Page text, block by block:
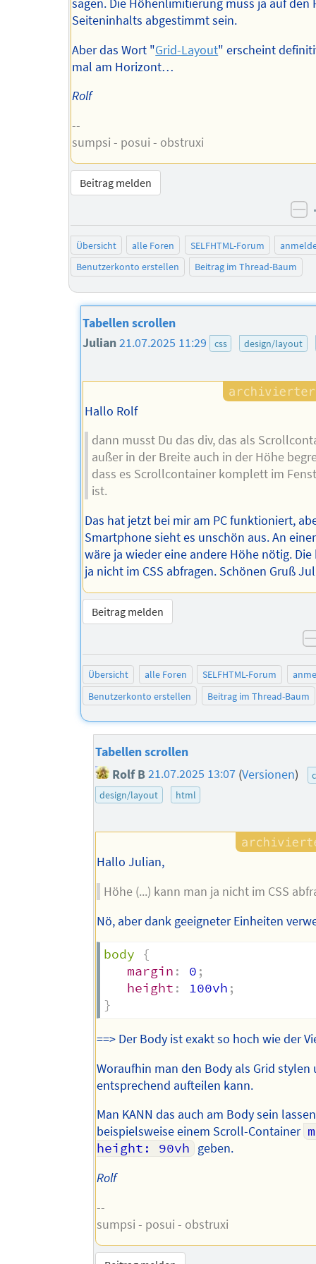
sagen. Die Höhenlimitierung muss ja auf den
Seiteninhalts abgestimmt sein.
Aber das Wort "Grid-Layout" erscheint
mal am Horizont…
Rolf
--
sumpsi - posui - obstruxi
Beitrag melden
Übersicht alle Foren SELFHTML-Forum
Benutzerkonto erstellen
Beitrag im Thread-Baum
Tabellen scrollen
Julian21.07.2025 11:29 css design/layout
Hallo Rolf
dann musst Du das div, das als
außer in der Breite auch in der Höhe
dass es Scrollcontainer komplett im
ist.
Das hat jetzt bei mir am PC funktioniert,
Smartphone sieht es unschön aus. An
wäre ja wieder eine andere Höhe nötig.
ja nicht im CSS abfragen. Schönen Gruß
Beitrag melden
Übersicht alle Foren SELFHTML-Forum
Benutzerkonto erstellen
Beitrag im Thread-Baum
Tabellen scrollen
Rolf B21.07.2025 13:07 (Versionen)
design/layout
html
Hallo Julian,
Höhe (...) kann man ja nicht im CSS
Nö, aber dank geeigneter Einheiten
body
{
margin : 0 ;
height : 100vh ;
}
==> Der Body ist exakt so hoch wie der
Woraufhin man den Body als Grid stylen
entsprechend aufteilen kann.
Man KANN das auch am Body sein
beispielsweise einem Scroll-Container
height: 90vh geben.
Rolf
--
sumpsi - posui - obstruxi